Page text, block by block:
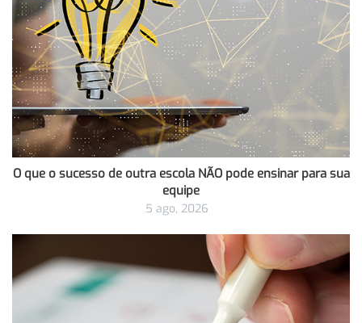
O que o sucesso de outra escola NÃO pode ensinar para sua
equipe
5 ago, 2026